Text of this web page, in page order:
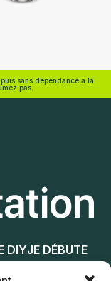
sans dépendance à la
pas.
DIYJE DÉBUTE